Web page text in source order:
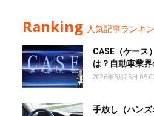
Ranking 人気記事ランキ
CASE（ケース
は？自動車業
2026年6月25日
手放し（ハン